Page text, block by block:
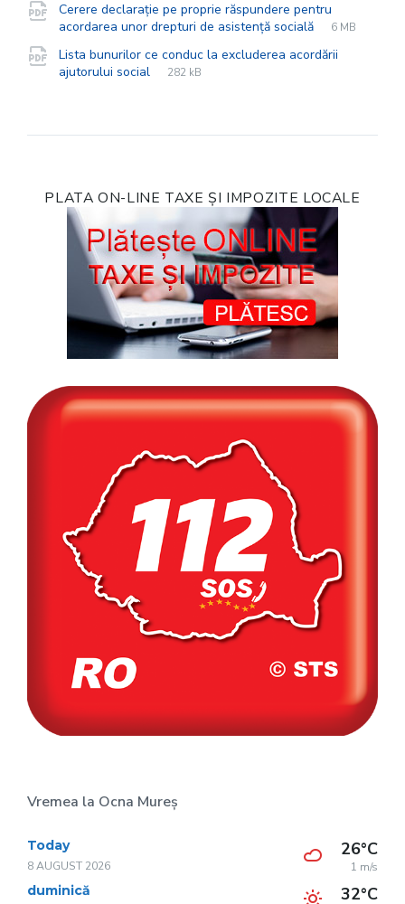
Cerere declarație pe proprie răspundere pentru
acordarea unor drepturi de asistență socială
File
pdf
File
6 MB
Lista bunurilor ce conduc la excluderea acordării
ajutorului social
File
pdf
File
282 kB
PLATA ON-LINE TAXE ȘI IMPOZITE LOCALE
Vremea la Ocna Mureș
Today
8 AUGUST 2026
26°C
1 m/s
duminică 32°C